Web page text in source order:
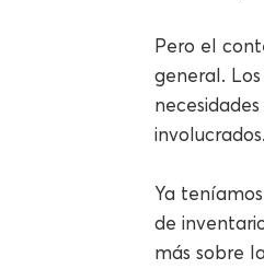
Pero el
general.
involucrados.
Ya
de
más sobre